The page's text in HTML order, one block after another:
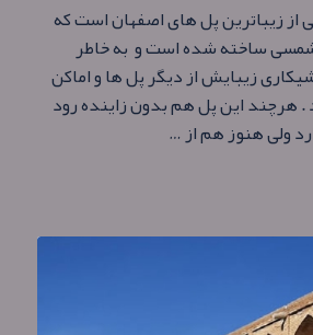
از زیباترین پل های اصفهان است که
هجری شمسی ساخته شده است و به خاطر
زیبایش از دیگر پل ها و اماکن
هرچند این پل هم بدون زاینده رود
ولی هنوز هم از …